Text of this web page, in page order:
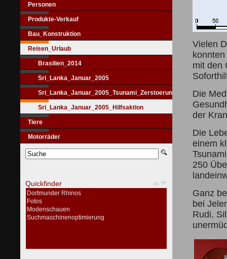
Personen
Produkte-Verkauf
Bau_Konstruktion
Reisen_Urlaub
Brasilien_2014
Sri_Lanka_Januar_2005
Sri_Lanka_Januar_2005_Tsunami_Zerstoerungen
Sri_Lanka_Januar_2005_Hilfsaktion
Tiere
Motorräder
Quickfinder
Dortmunder Rhinos
Fotos
Modenschauen
Suchmaschinenoptimierung
Vielen
mit den
Die
der
Die
einem
250
Ganz
bei
Rudi,